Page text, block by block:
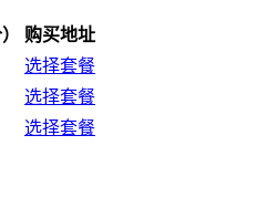
购买地址
选择套餐
选择套餐
选择套餐